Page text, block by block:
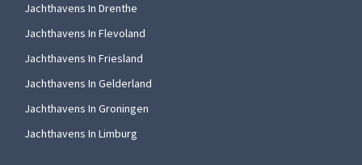
Jachthavens In Drenthe
Jachthavens In Flevoland
Jachthavens In Friesland
Jachthavens In Gelderland
Jachthavens In Groningen
Jachthavens In Limburg